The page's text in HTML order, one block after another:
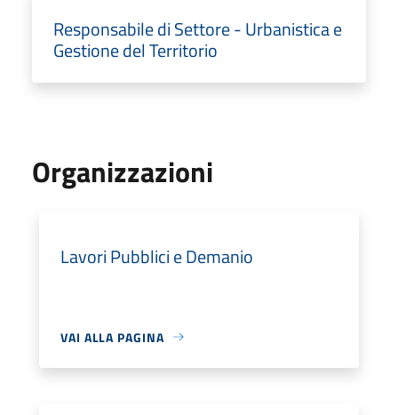
Responsabile di Settore - Urbanistica e
Gestione del Territorio
Organizzazioni
Lavori Pubblici e Demanio
VAI ALLA PAGINA